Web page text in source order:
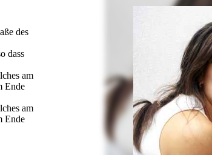
des
dass
am
Ende
am
Ende